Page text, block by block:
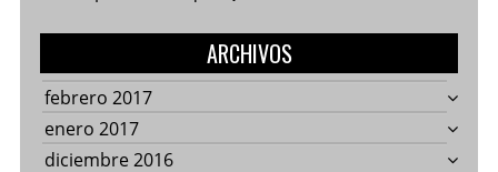
ARCHIVOS
febrero 2017
enero 2017
diciembre 2016